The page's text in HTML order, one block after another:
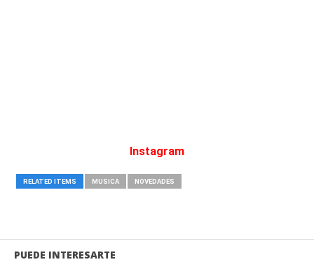
Instagram
RELATED ITEMS MUSICA NOVEDADES
PUEDE INTERESARTE